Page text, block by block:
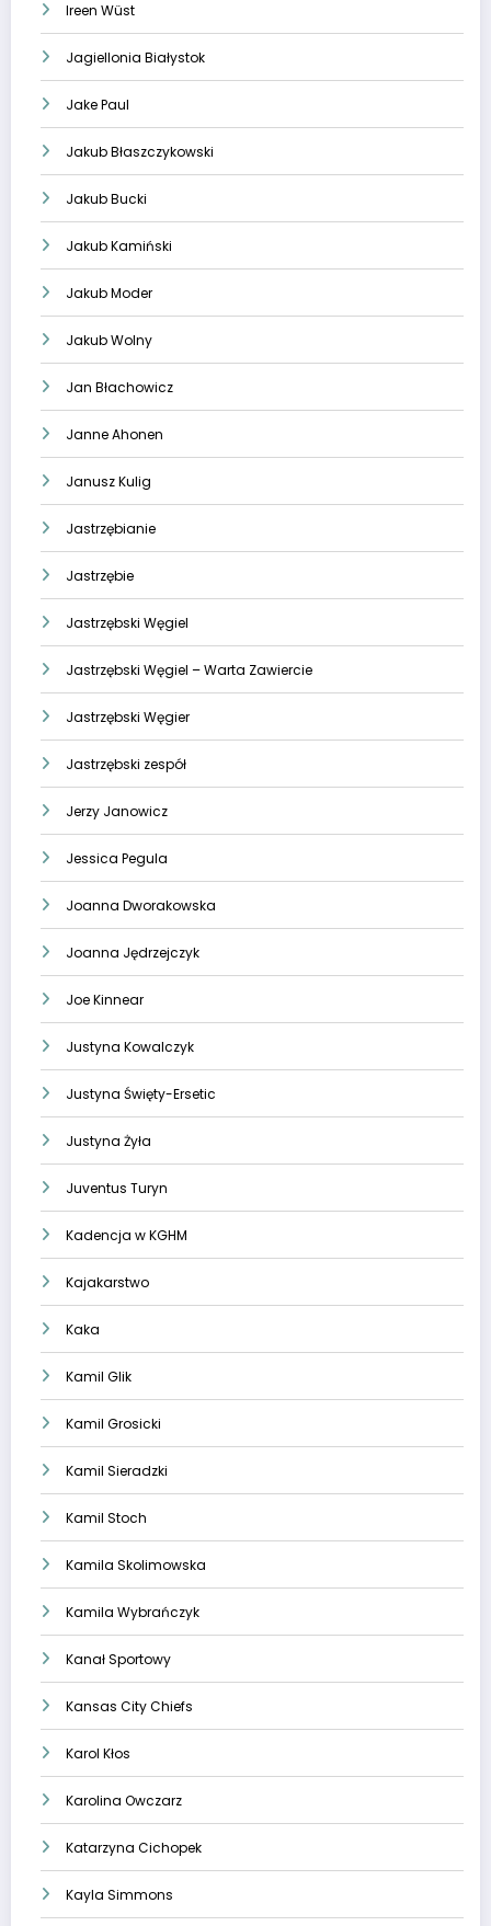
Ireen Wüst
Jagiellonia Białystok
Jake Paul
Jakub Błaszczykowski
Jakub Bucki
Jakub Kamiński
Jakub Moder
Jakub Wolny
Jan Błachowicz
Janne Ahonen
Janusz Kulig
Jastrzębianie
Jastrzębie
Jastrzębski Węgiel
Jastrzębski Węgiel – Warta Zawiercie
Jastrzębski Węgier
Jastrzębski zespół
Jerzy Janowicz
Jessica Pegula
Joanna Dworakowska
Joanna Jędrzejczyk
Joe Kinnear
Justyna Kowalczyk
Justyna Święty-Ersetic
Justyna Żyła
Juventus Turyn
Kadencja w KGHM
Kajakarstwo
Kaka
Kamil Glik
Kamil Grosicki
Kamil Sieradzki
Kamil Stoch
Kamila Skolimowska
Kamila Wybrańczyk
Kanał Sportowy
Kansas City Chiefs
Karol Kłos
Karolina Owczarz
Katarzyna Cichopek
Kayla Simmons